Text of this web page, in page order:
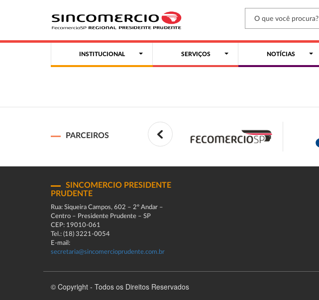
INSTITUCIONAL SERVIÇOS NOTÍCIAS
PARCEIROS
SINCOMERCIO PRESIDENTE
PRUDENTE
Rua: Siqueira Campos, 602 – 2º Andar –
Centro – Presidente Prudente – SP
CEP: 19010-061
Tel.: (18) 3221-0054
E-mail:
secretaria@sincomercioprudente.com.br
© Copyright - Todos os Direitos Reservados